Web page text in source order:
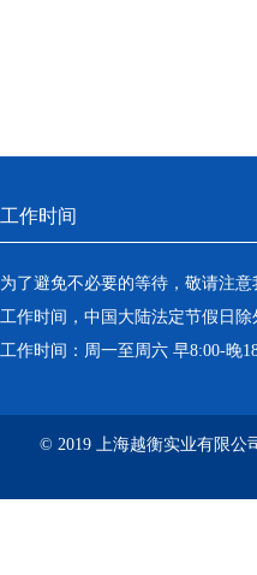
工作时间
为了避免不必要的等待，敬请注
工作时间，中国大陆法定节假日除
工作时间：周一至周六 早8:00-晚
© 2019 上海越衡实业有限公